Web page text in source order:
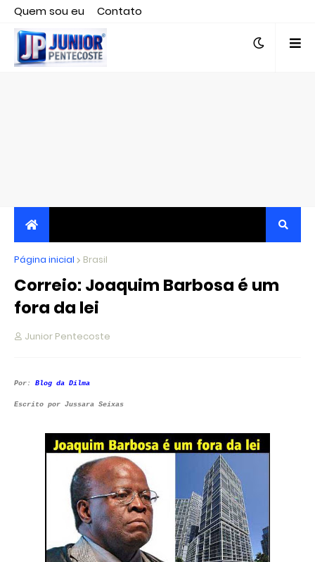
Quem sou eu
Contato
Editor responsável, jornalista Clovis Almeida.
JORNALISMO INDEPENDENTE, TRANSPARENTE E
CRÍTICO
Página inicial Brasil
Correio: Joaquim Barbosa é um
fora da lei
Junior Pentecoste
Por: Blog da Dilma
Escrito por Jussara Seixas